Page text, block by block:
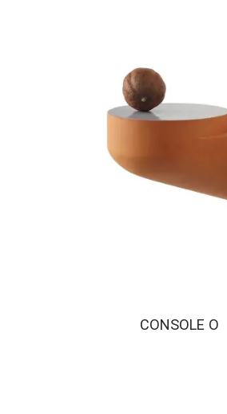
CONSOLE O